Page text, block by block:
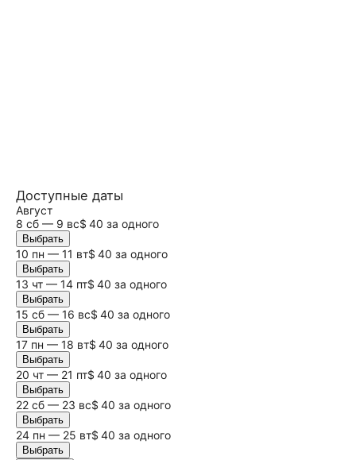
Доступные даты
Август
8 сб — 9 вс$ 40 за одного
Выбрать
10 пн — 11 вт$ 40 за одного
Выбрать
13 чт — 14 пт$ 40 за одного
Выбрать
15 сб — 16 вс$ 40 за одного
Выбрать
17 пн — 18 вт$ 40 за одного
Выбрать
20 чт — 21 пт$ 40 за одного
Выбрать
22 сб — 23 вс$ 40 за одного
Выбрать
24 пн — 25 вт$ 40 за одного
Выбрать